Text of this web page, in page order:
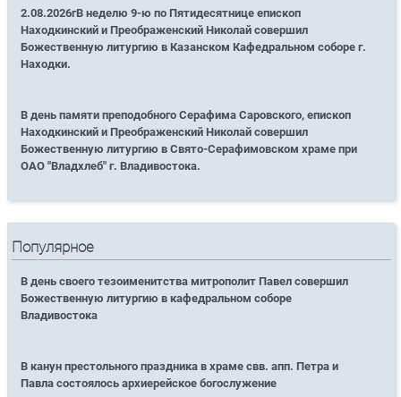
2.08.2026гВ неделю 9-ю по Пятидесятнице епископ
Находкинский и Преображенский Николай совершил
Божественную литургию в Казанском Кафедральном соборе г.
Находки.
В день памяти преподобного Серафима Саровского, епископ
Находкинский и Преображенский Николай совершил
Божественную литургию в Свято-Серафимовском храме при
ОАО "Владхлеб" г. Владивостока.
Популярное
В день своего тезоименитства митрополит Павел совершил
Божественную литургию в кафедральном соборе
Владивостока
В канун престольного праздника в храме свв. апп. Петра и
Павла состоялось архиерейское богослужение